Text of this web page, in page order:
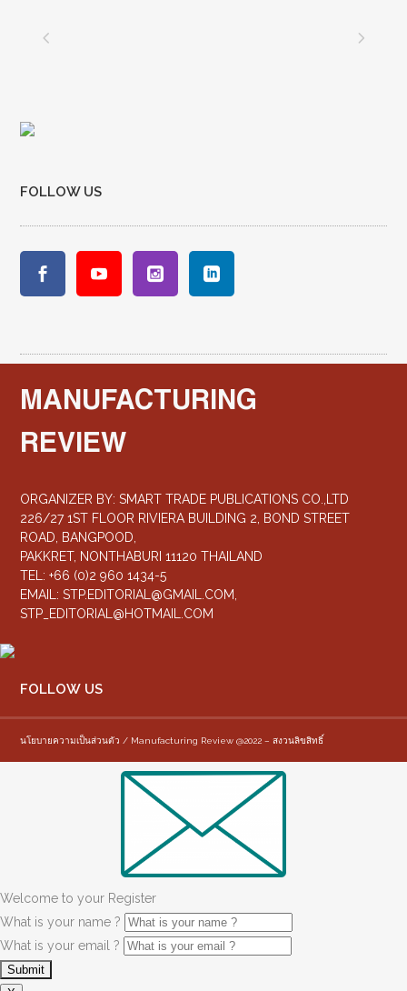
FOLLOW US
MANUFACTURING
REVIEW
ORGANIZER BY: SMART TRADE PUBLICATIONS CO.,LTD
226/27 1ST FLOOR RIVIERA BUILDING 2, BOND STREET
ROAD, BANGPOOD,
PAKKRET, NONTHABURI 11120 THAILAND
TEL: +66 (0)2 960 1434-5
EMAIL:STP.EDITORIAL@GMAIL.COM
STP_EDITORIAL@HOTMAIL.COM
FOLLOW US
นโยบายความเป็นส่วนตัว / Manufacturing Review @2022 – สงวนลิขสิทธิ์
Welcome to your Register
What is your name ?
What is your email ?